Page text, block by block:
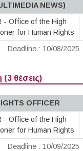
NEWS)
- Office of the High
for Human Rights
Deadline : 10/08/2025
(3 θέσεις)
OFFICER
- Office of the High
for Human Rights
Deadline : 10/09/2025